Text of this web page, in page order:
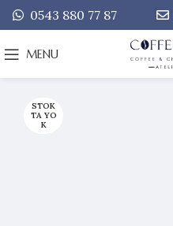
0543 880 77 87
MENU
STOK
TA YO
K